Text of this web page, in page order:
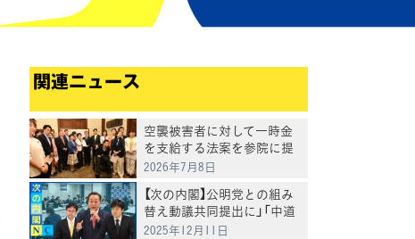
関連ニュース
空襲被害者に対して一時金
を支給する法案を参院に提
出
2026年7月8日
【次の内閣】公明党との組み
替え動議共同提出に」「中道
の改革勢力結集の第一歩」と
2025年12月11日